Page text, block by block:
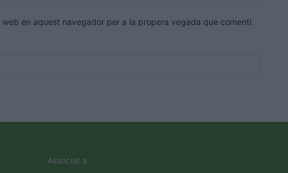
en aquest navegador per a la propera vegada que comenti.
Associat a: